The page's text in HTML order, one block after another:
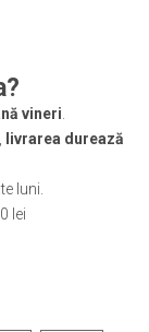
vineri.
livrarea durează
luni.
lei